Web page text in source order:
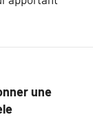
une